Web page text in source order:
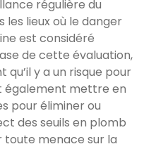
régulière du
les lieux où le danger
est considéré
de cette évaluation,
y a un risque pour
également mettre en
pour éliminer ou
des seuils en plomb
menace sur la